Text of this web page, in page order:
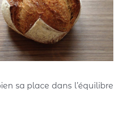
sa place dans l’équilibre